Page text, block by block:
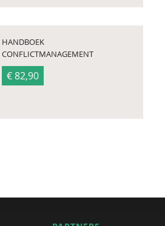
HANDBOEK
CONFLICTMANAGEMENT
€ 82,90